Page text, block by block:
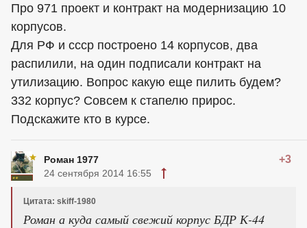
Про 971 проект и контракт на модернизацию 10
корпусов.
Для РФ и ссср построено 14 корпусов, два
распилили, на один подписали контракт на
утилизацию. Вопрос какую еще пилить будем?
332 корпус? Совсем к стапелю прирос.
Подскажите кто в курсе.
Роман 1977 +3
24 сентября 2014 16:55
Цитата: skiff-1980
Роман а куда самый свежий корпус БДР К-44